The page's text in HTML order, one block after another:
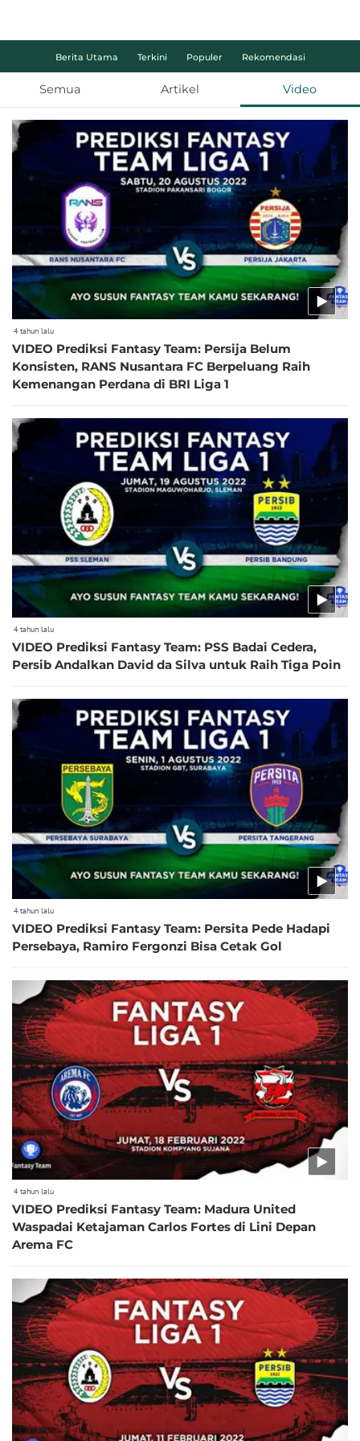
Berita Utama Terkini Populer Rekomendasi
Semua Artikel Video
4 tahun lalu
VIDEO Prediksi Fantasy Team: Persija Belum
Konsisten, RANS Nusantara FC Berpeluang Raih
Kemenangan Perdana di BRI Liga 1
4 tahun lalu
VIDEO Prediksi Fantasy Team: PSS Badai Cedera,
Persib Andalkan David da Silva untuk Raih Tiga Poin
4 tahun lalu
VIDEO Prediksi Fantasy Team: Persita Pede Hadapi
Persebaya, Ramiro Fergonzi Bisa Cetak Gol
4 tahun lalu
VIDEO Prediksi Fantasy Team: Madura United
Waspadai Ketajaman Carlos Fortes di Lini Depan
Arema FC